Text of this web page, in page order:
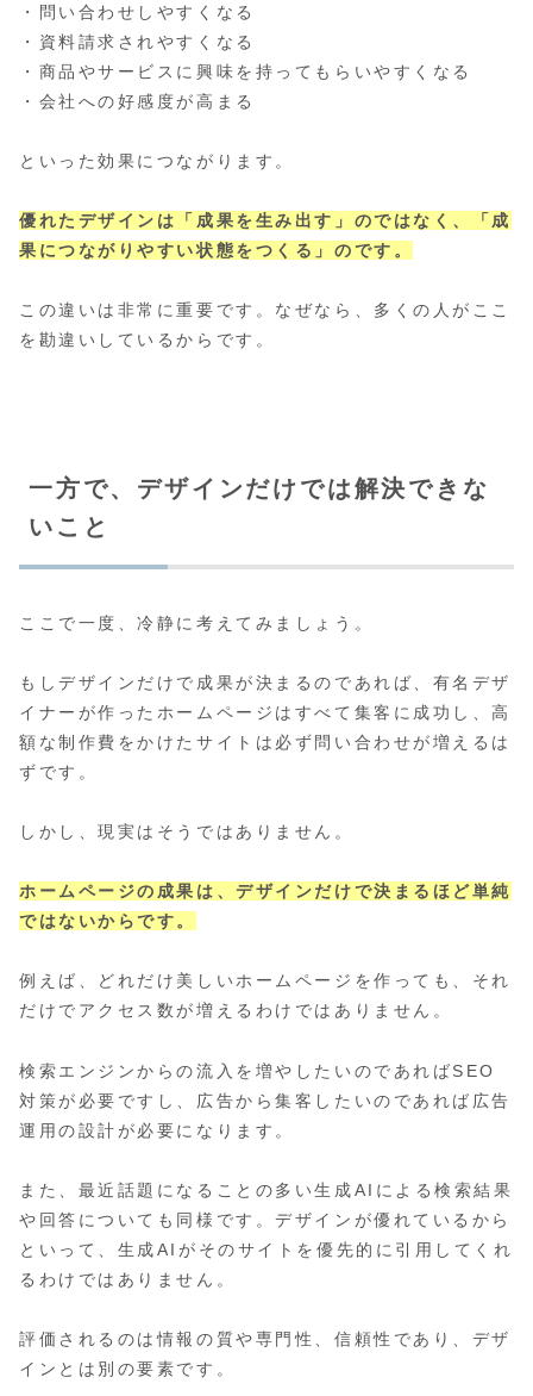
・問い合わせしやすくなる
・資料請求されやすくなる
・商品やサービスに興味を持ってもらいやすくなる
・会社への好感度が高まる
といった効果につながります。
優れたデザインは「成果を生み出す」のではなく、「成
果につながりやすい状態をつくる」のです。
この違いは非常に重要です。なぜなら、多くの人がここ
を勘違いしているからです。
一方で、デザインだけでは解決できな
いこと
ここで一度、冷静に考えてみましょう。
もしデザインだけで成果が決まるのであれば、有名デザ
イナーが作ったホームページはすべて集客に成功し、高
額な制作費をかけたサイトは必ず問い合わせが増えるは
ずです。
しかし、現実はそうではありません。
ホームページの成果は、デザインだけで決まるほど単純
ではないからです。
例えば、どれだけ美しいホームページを作っても、それ
だけでアクセス数が増えるわけではありません。
検索エンジンからの流入を増やしたいのであればSEO
対策が必要ですし、広告から集客したいのであれば広告
運用の設計が必要になります。
また、最近話題になることの多い生成AIによる検索結果
や回答についても同様です。デザインが優れているから
といって、生成AIがそのサイトを優先的に引用してくれ
るわけではありません。
評価されるのは情報の質や専門性、信頼性であり、デザ
インとは別の要素です。